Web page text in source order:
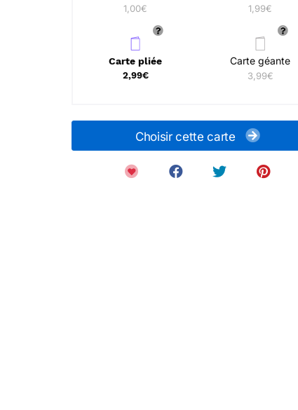
1,00€ 1,99€
Carte pliée
2,99€
Carte géante
3,99€
Choisir cette carte